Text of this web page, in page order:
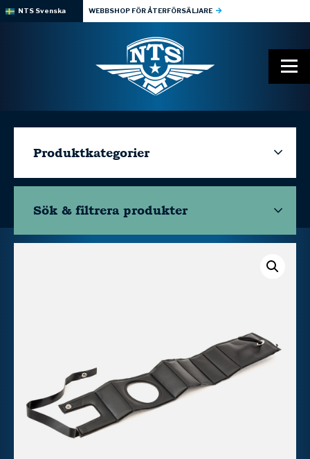
NTS Svenska WEBBSHOP FÖR ÅTERFÖRSÄLJARE
Produktkategorier
Sök & filtrera produkter